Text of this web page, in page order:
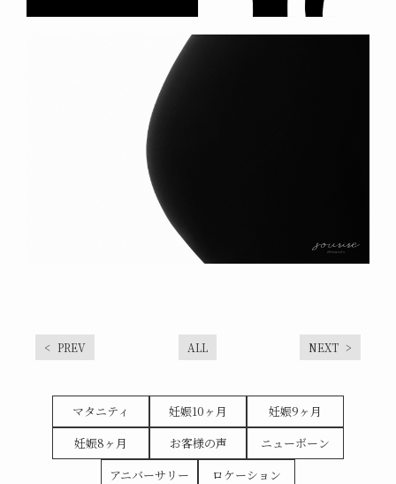
PREV ALL NEXT
マタニティ 妊娠10ヶ月
妊娠9ヶ月
妊娠8ヶ月
お客様の声
ニューボーン
アニバーサリー
ロケーション